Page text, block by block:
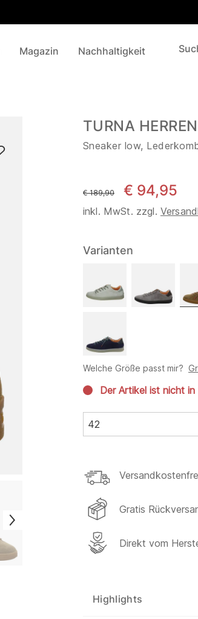
Magazin Nachhaltigkeit
TURNA
Sneaker low,
statt
€ 189,90 € 94,95
inkl. MwSt. zzgl.
Varianten
Welche Größe passt mir?
Der Artikel ist nicht
42
Gratis
Direkt vom
Highlights